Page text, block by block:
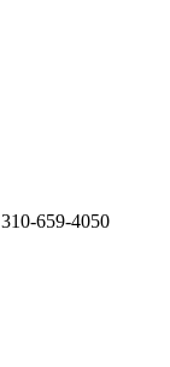
310-659-4050